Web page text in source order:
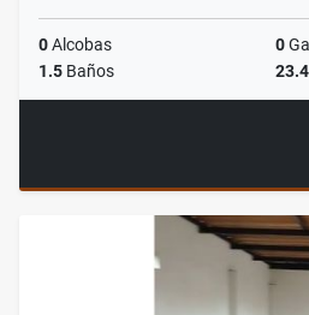
0Alcobas 0
1.5 Baños